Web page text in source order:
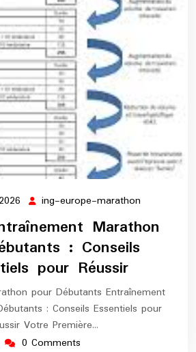
23
mars
2026
ing-europe-marathon
marathon
Marathon
: Conseils
pour Réussir
pour Débutants Entraînement
: Conseils Essentiels pour
Votre Première…
0 Comments